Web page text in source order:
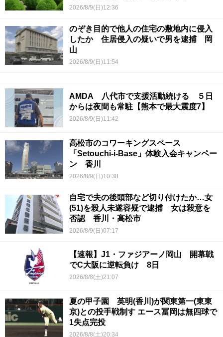
2026/8/9(日)12:36
のぞき目的で他人の住宅の敷地内に侵入
したか 住居侵入の疑いで男を逮捕 岡
山
2026/8/9(日)11:54
AMDA 八代市で支援活動続ける ５日
からは夜間も常駐【熊本で最大震度7】
2026/8/9(日)11:42
高松市のコワーキングスペース
「Setouchi-i-Base」体験入会キャンペー
ン 香川
2026/8/9(日)10:38
自宅で夫の後頭部など切り付けたか…女
(51)を殺人未遂容疑で逮捕 女は殺意を
否認 香川・高松市
2026/8/9(日)07:17
【速報】J1・ファジアーノ岡山 開幕戦
でC大阪に逆転負け 8日
2026/8/8(土)21:07
夏の甲子園 英明(香川)が関東第一(東東
京)との投手戦制す エース冨岡は無四球で
1失点完投
2026/8/8(土)20:34